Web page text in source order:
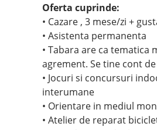
Oferta cuprinde:
• Cazare , 3 mese/zi +
• Asistenta permanenta
• Tabara are ca tematica
agrement. Se tine cont
• Jocuri si concursuri
interumane
• Orientare in mediul
• Atelier de reparat